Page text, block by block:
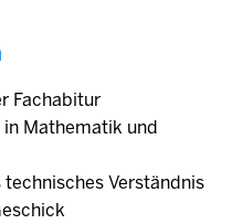
Fachabitur
Mathematik und
technisches Verständnis